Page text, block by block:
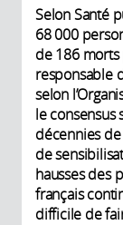
Selon Santé
68 000
de 186 morts
responsable
selon
le consensus
décennies
de
hausses des
français
difficile de